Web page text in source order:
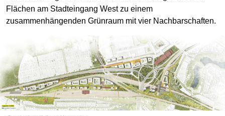
Flächen am Stadteingang West zu einem
zusammenhängenden Grünraum mit vier Nachbarschaften.